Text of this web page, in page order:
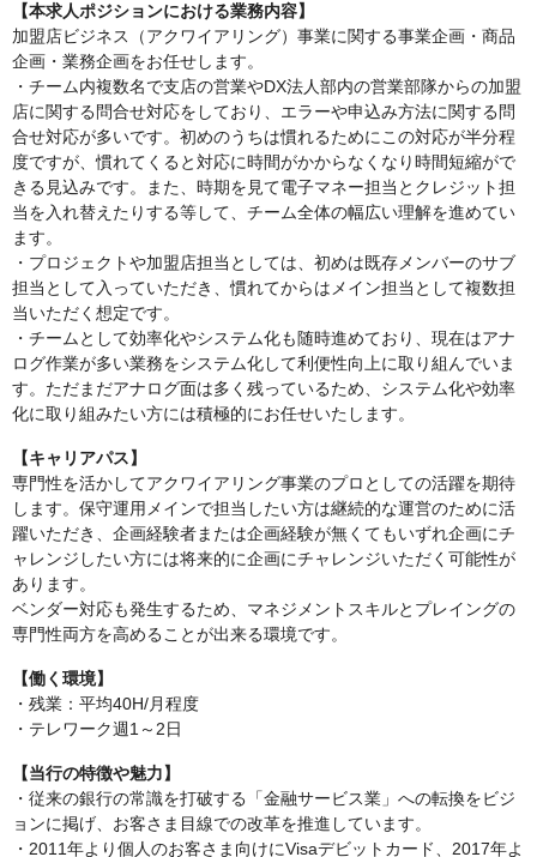
【本求人ポジションにおける業務内容】
加盟店ビジネス（アクワイアリング）事業に関する事業企画・商品
企画・業務企画をお任せします。
・チーム内複数名で支店の営業やDX法人部内の営業部隊からの加盟
店に関する問合せ対応をしており、エラーや申込み方法に関する問
合せ対応が多いです。初めのうちは慣れるためにこの対応が半分程
度ですが、慣れてくると対応に時間がかからなくなり時間短縮がで
きる見込みです。また、時期を見て電子マネー担当とクレジット担
当を入れ替えたりする等して、チーム全体の幅広い理解を進めてい
ます。
・プロジェクトや加盟店担当としては、初めは既存メンバーのサブ
担当として入っていただき、慣れてからはメイン担当として複数担
当いただく想定です。
・チームとして効率化やシステム化も随時進めており、現在はアナ
ログ作業が多い業務をシステム化して利便性向上に取り組んでいま
す。ただまだアナログ面は多く残っているため、システム化や効率
化に取り組みたい方には積極的にお任せいたします。
【キャリアパス】
専門性を活かしてアクワイアリング事業のプロとしての活躍を期待
します。保守運用メインで担当したい方は継続的な運営のために活
躍いただき、企画経験者または企画経験が無くてもいずれ企画にチ
ャレンジしたい方には将来的に企画にチャレンジいただく可能性が
あります。
ベンダー対応も発生するため、マネジメントスキルとプレイングの
専門性両方を高めることが出来る環境です。
【働く環境】
・残業：平均40H/月程度
・テレワーク週1～2日
【当行の特徴や魅力】
・従来の銀行の常識を打破する「金融サービス業」への転換をビジ
ョンに掲げ、お客さま目線での改革を推進しています。
・2011年より個人のお客さま向けにVisaデビットカード、2017年よ